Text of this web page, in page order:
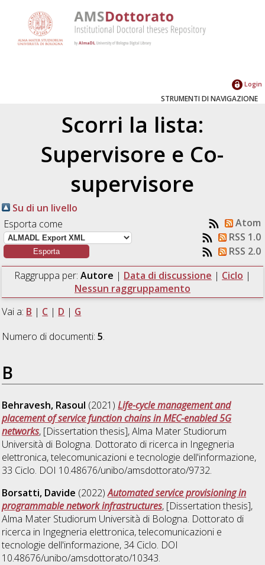
Login
STRUMENTI DI NAVIGAZIONE
Scorri la lista:
Supervisore e Co-
supervisore
Su di un livello
Esporta come
Atom
RSS 1.0
RSS 2.0
Raggruppa per: Autore | Data di discussione | Ciclo |
Nessun raggruppamento
Vai a: B | C | D | G
Numero di documenti:5.
B
Behravesh, Rasoul (2021)Life-cycle management and
placement of service function chains in MEC-enabled 5G
networks, [Dissertation thesis], Alma Mater Studiorum
Università di Bologna. Dottorato di ricerca in Ingegneria
elettronica, telecomunicazioni e tecnologie dell'informazione,
33 Ciclo. DOI 10.48676/unibo/amsdottorato/9732.
Borsatti, Davide (2022)Automated service provisioning in
programmable network infrastructures, [Dissertation thesis],
Alma Mater Studiorum Università di Bologna. Dottorato di
ricerca in Ingegneria elettronica, telecomunicazioni e
tecnologie dell'informazione, 34 Ciclo. DOI
10.48676/unibo/amsdottorato/10343.